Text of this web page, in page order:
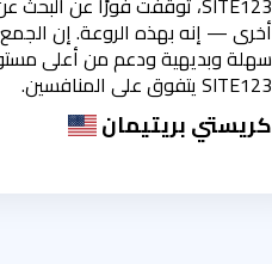
أخرى — إنه بهذه الروعة. إن
سهلة وبديهية ودعم من أعلى
SITE123 يتفوق على المنافسين.
كريستي بريتيمان